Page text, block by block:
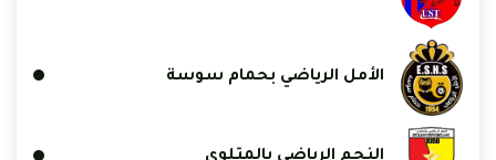
الأمل الرياضي بحمام سوسة